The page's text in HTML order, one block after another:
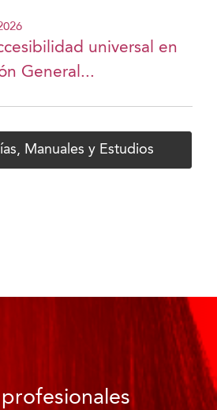
universal en
General...
Manuales y Estudios